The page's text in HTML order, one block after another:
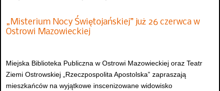
„Misterium Nocy Świętojańskiej” już 26 czerwca w
Ostrowi Mazowieckiej
Miejska Biblioteka Publiczna w Ostrowi Mazowieckiej oraz Teatr
Ziemi Ostrowskiej „Rzeczpospolita Apostolska” zapraszają
mieszkańców na wyjątkowe inscenizowane widowisko